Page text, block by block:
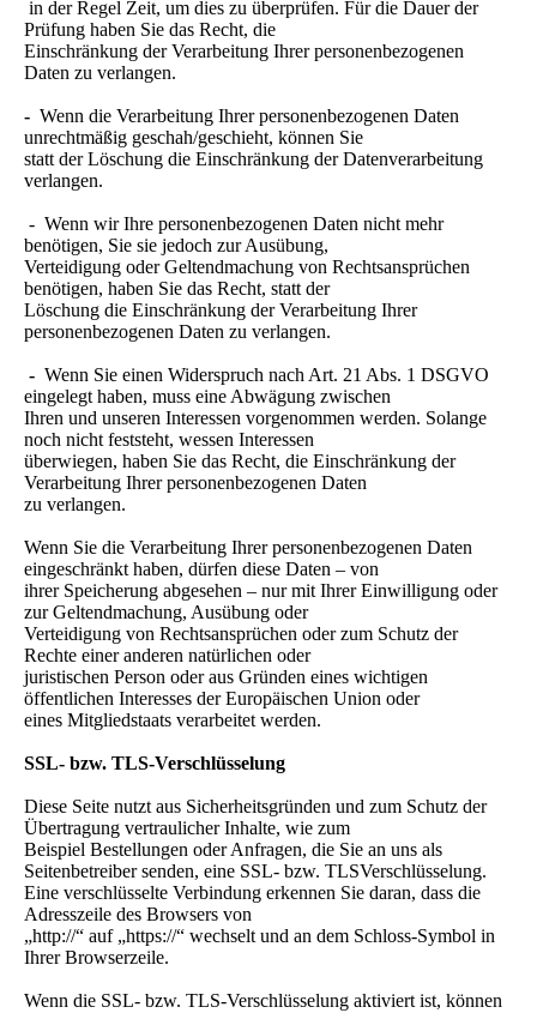
in der Regel Zeit, um dies zu überprüfen. Für die Dauer der
Prüfung haben Sie das Recht, die
Einschränkung der Verarbeitung Ihrer personenbezogenen
Daten zu verlangen.
- Wenn die Verarbeitung Ihrer personenbezogenen Daten
unrechtmäßig geschah/geschieht, können Sie
statt der Löschung die Einschränkung der Datenverarbeitung
verlangen.
- Wenn wir Ihre personenbezogenen Daten nicht mehr
benötigen, Sie sie jedoch zur Ausübung,
Verteidigung oder Geltendmachung von Rechtsansprüchen
benötigen, haben Sie das Recht, statt der
Löschung die Einschränkung der Verarbeitung Ihrer
personenbezogenen Daten zu verlangen.
- Wenn Sie einen Widerspruch nach Art. 21 Abs. 1 DSGVO
eingelegt haben, muss eine Abwägung zwischen
Ihren und unseren Interessen vorgenommen werden. Solange
noch nicht feststeht, wessen Interessen
überwiegen, haben Sie das Recht, die Einschränkung der
Verarbeitung Ihrer personenbezogenen Daten
zu verlangen.
Wenn Sie die Verarbeitung Ihrer personenbezogenen Daten
eingeschränkt haben, dürfen diese Daten – von
ihrer Speicherung abgesehen – nur mit Ihrer Einwilligung oder
zur Geltendmachung, Ausübung oder
Verteidigung von Rechtsansprüchen oder zum Schutz der
Rechte einer anderen natürlichen oder
juristischen Person oder aus Gründen eines wichtigen
öffentlichen Interesses der Europäischen Union oder
eines Mitgliedstaats verarbeitet werden.
SSL- bzw. TLS-Verschlüsselung
Diese Seite nutzt aus Sicherheitsgründen und zum Schutz der
Übertragung vertraulicher Inhalte, wie zum
Beispiel Bestellungen oder Anfragen, die Sie an uns als
Seitenbetreiber senden, eine SSL- bzw. TLSVerschlüsselung.
Eine verschlüsselte Verbindung erkennen Sie daran, dass die
Adresszeile des Browsers von
„http://“ auf „https://“ wechselt und an dem Schloss-Symbol in
Ihrer Browserzeile.
Wenn die SSL- bzw. TLS-Verschlüsselung aktiviert ist, können